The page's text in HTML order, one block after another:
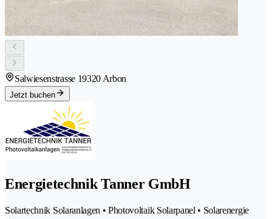
Salwiesenstrasse 19320 Arbon
Jetzt buchen
Energietechnik Tanner GmbH
Solartechnik Solaranlagen • Photovoltaik Solarpanel • Solarenergie